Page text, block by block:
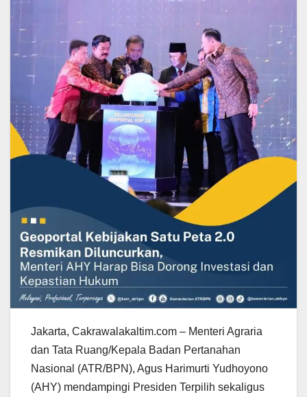
Jakarta, Cakrawalakaltim.com – Menteri Agraria
dan Tata Ruang/Kepala Badan Pertanahan
Nasional (ATR/BPN), Agus Harimurti Yudhoyono
(AHY) mendampingi Presiden Terpilih sekaligus